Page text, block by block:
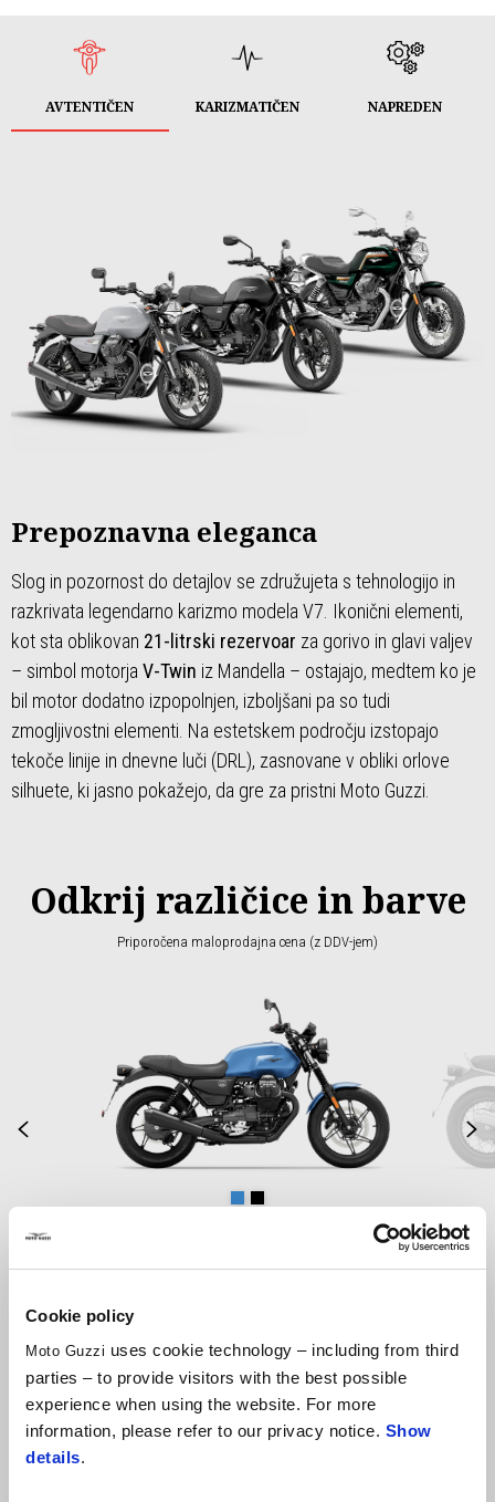
Cookie policy
Moto Guzzi uses cookie technology – including from third
parties – to provide visitors with the best possible
experience when using the website. For more
information, please refer to our privacy notice. Show
details.
AVTENTIČEN KARIZMATIČEN NAPREDEN
Prepoznavna eleganca
Slog in pozornost do detajlov se združujeta s tehnologijo in
razkrivata legendarno karizmo modela V7. Ikonični elementi,
kot sta oblikovan 21-litrski rezervoar za gorivo in glavi valjev
– simbol motorja V-Twin iz Mandella – ostajajo, medtem ko je
bil motor dodatno izpopolnjen, izboljšani pa so tudi
zmogljivostni elementi. Na estetskem področju izstopajo
tekoče linije in dnevne luči (DRL), zasnovane v obliki orlove
silhuete, ki jasno pokažejo, da gre za pristni Moto Guzzi.
Odkrij različice in barve
Priporočena maloprodajna cena (z DDV-jem)